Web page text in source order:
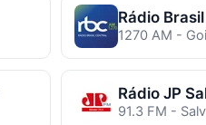
Rádio
1270 AM -
Rádio JP
91.3 FM -